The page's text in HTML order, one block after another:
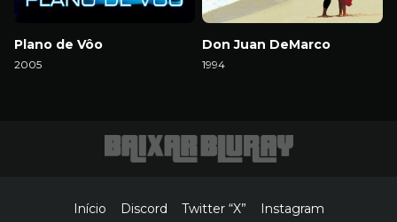
Plano de Vôo
2005
Don Juan DeMarco
1994
Início Discord Twitter “X” Instagram